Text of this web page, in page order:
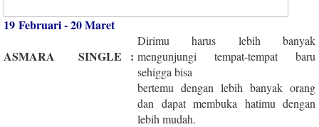
19 Februari - 20 Maret
ASMARA
SINGLE :
Dirimu harus lebih banyak
mengunjungi tempat-tempat baru
sehigga bisa
bertemu dengan lebih banyak orang
dan dapat membuka hatimu dengan
lebih mudah.